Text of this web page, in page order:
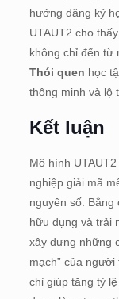
hướng đăng ký
UTAUT2 cho
không chỉ đến từ
Thói quen học
thông minh và lộ
Kết luận
Mô hình
nghiệp giải mã
nguyên số.
hữu dụng và trải
xây dựng những
mạch” của
chỉ giúp tăng tỷ